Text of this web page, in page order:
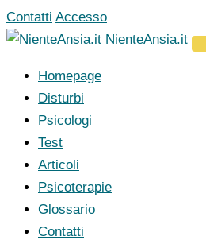
Vai
al
Contatti Accesso
NienteAnsia.it
Homepage
Disturbi
Psicologi
Test
Articoli
Psicoterapie
Glossario
Contatti